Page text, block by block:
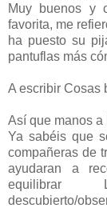
Muy buenos y
favorita, me
ha puesto su
pantuflas más
A escribir Cosas
Así que manos a
Ya sabéis que
compañeras de
ayudaran a
descubierto/